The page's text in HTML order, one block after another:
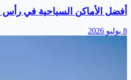
أفضل الأماكن السياحية في رأس
8 يوليو 2026